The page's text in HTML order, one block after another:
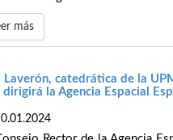
más
Laverón, catedrática de la
dirigirá la Agencia Espacial